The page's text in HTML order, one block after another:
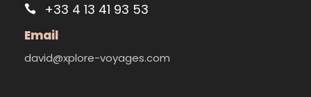
+33 4 13 41 93 53
Email
david@xplore-voyages.com